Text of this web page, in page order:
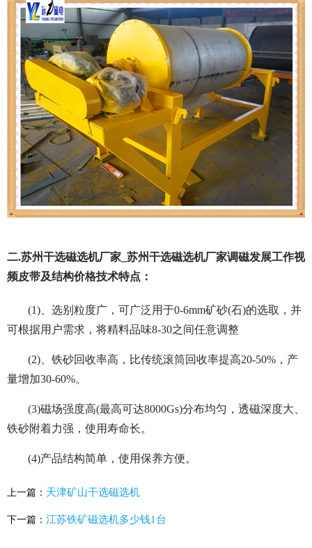
二.苏州干选磁选机厂家_苏州干选磁选机厂家调磁发展工作视
频皮带及结构价格技术特点：
(1)、选别粒度广，可广泛用于0-6mm矿砂(石)的选取，并
可根据用户需求，将精料品味8-30之间任意调整
(2)、铁砂回收率高，比传统滚筒回收率提高20-50%，产
量增加30-60%。
(3)磁场强度高(最高可达8000Gs)分布均匀，透磁深度大、
铁砂附着力强，使用寿命长。
(4)产品结构简单，使用保养方便。
上一篇： 天津矿山干选磁选机
下一篇： 江苏铁矿磁选机多少钱1台